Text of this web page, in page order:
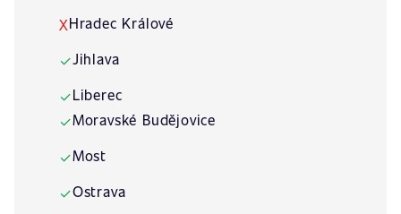
XHradec Králové
✓Jihlava
✓Liberec
✓Moravské Budějovice
✓Most
✓Ostrava